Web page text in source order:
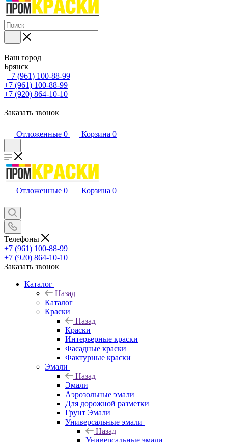
Ваш город
Брянск
+7 (961) 100-88-99
+7 (961) 100-88-99
+7 (920) 864-10-10
Заказать звонок
Отложенные 0 Корзина 0
Отложенные 0 Корзина 0
Телефоны
+7 (961) 100-88-99
+7 (920) 864-10-10
Заказать звонок
Каталог
Назад
Каталог
Краски
Назад
Краски
Интерьерные краски
Фасадные краски
Фактурные краски
Эмали
Назад
Эмали
Аэрозольные эмали
Для дорожной разметки
Грунт Эмали
Универсальные эмали
Назад
Универсальные эмали